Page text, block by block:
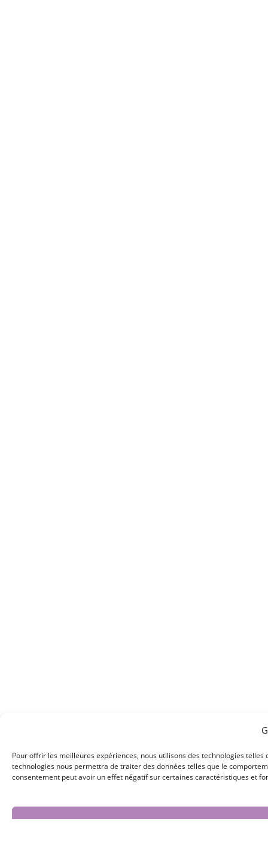
Pour offrir les meilleures expériences, nous utilisons des technologies
technologies nous permettra de traiter des données telles que le
consentement peut avoir un effet négatif sur certaines caractéristiques et